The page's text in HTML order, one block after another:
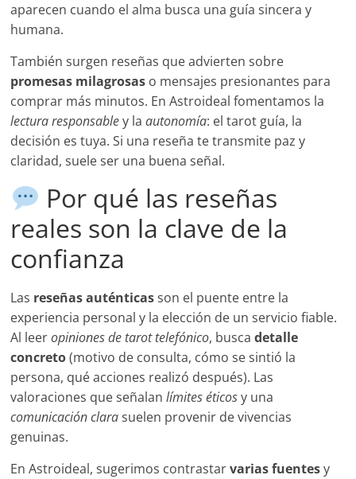
aparecen cuando el alma busca una guía sincera y
humana.
También surgen reseñas que advierten sobre
promesas milagrosas o mensajes presionantes para
comprar más minutos. En Astroideal fomentamos la
lectura responsabley laautonomía: el tarot guía, la
decisión es tuya. Si una reseña te transmite paz y
claridad, suele ser una buena señal.
Por qué las reseñas
reales son la clave de la
confianza
Las reseñas auténticasson el puente entre la
experiencia personal y la elección de un servicio fiable.
Al leeropiniones de tarot telefónico, buscadetalle
concreto(motivo de consulta, cómo se sintió la
persona, qué acciones realizó después). Las
valoraciones que señalanlímites éticosy una
comunicación clarasuelen provenir de vivencias
genuinas.
En Astroideal, sugerimos contrastarvarias fuentesy